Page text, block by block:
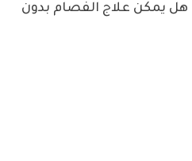
هل يمكن علاج الفصام بدون